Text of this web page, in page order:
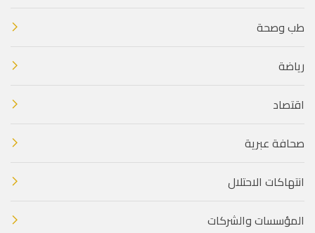
طب وصحة
رياضة
اقتصاد
صحافة عبرية
انتهاكات الاحتلال
المؤسسات والشركات